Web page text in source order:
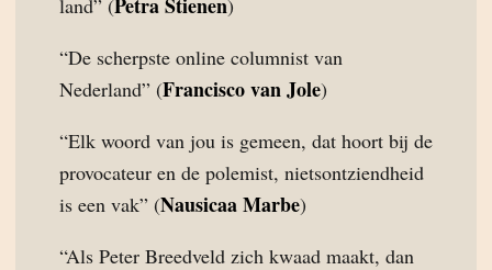
land” (
)
“De scherpste online columnist van
Nederland” (Francisco van Jole)
“Elk woord van jou is gemeen, dat hoort bij de
provocateur en de polemist, nietsontziendheid
is een vak” (Nausicaa Marbe)
“Als Peter Breedveld zich kwaad maakt, dan